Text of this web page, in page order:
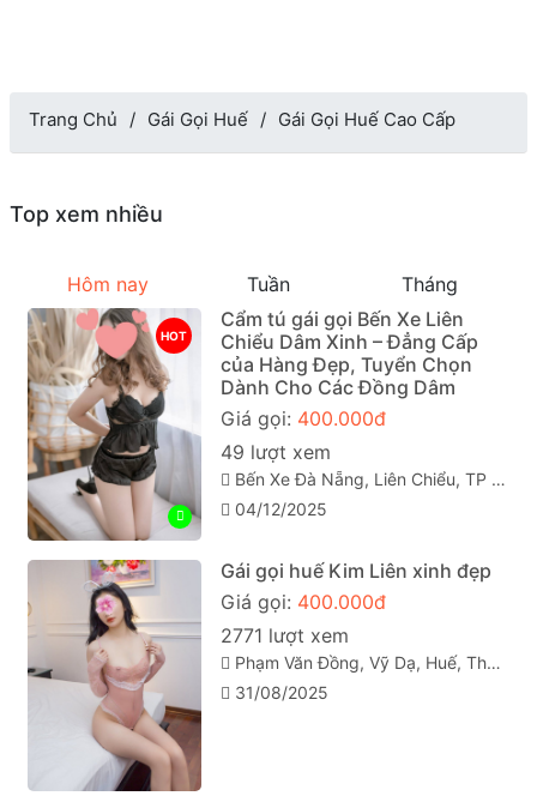
Trang Chủ Gái Gọi Huế Gái Gọi Huế Cao Cấp
Top xem nhiều
Hôm nay Tuần Tháng
HOT
Cẩm tú gái gọi Bến Xe Liên
Chiểu Dâm Xinh – Đẳng Cấp
của Hàng Đẹp, Tuyển Chọn
Dành Cho Các Đồng Dâm
Giá gọi: 400.000đ
49 lượt xem
Bến Xe Đà Nẵng, Liên Chiểu, TP Đà Nẵng
04/12/2025
Gái gọi huế Kim Liên xinh đẹp
Giá gọi: 400.000đ
2771 lượt xem
Phạm Văn Đồng, Vỹ Dạ, Huế, Thừa Thiên Huế
31/08/2025